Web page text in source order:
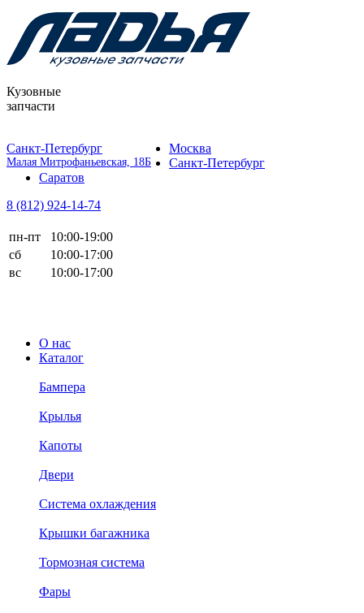
Кузовные
запчасти
Санкт-Петербург
Малая Митрофаньевская, 18Б
Москва
Санкт-Петербург
Саратов
8 (812) 924-14-74
пн-пт
10:00-19:00
сб
10:00-17:00
вс
10:00-17:00
О нас
Каталог
Бампера
Крылья
Капоты
Двери
Система охлаждения
Крышки багажника
Тормозная система
Фары